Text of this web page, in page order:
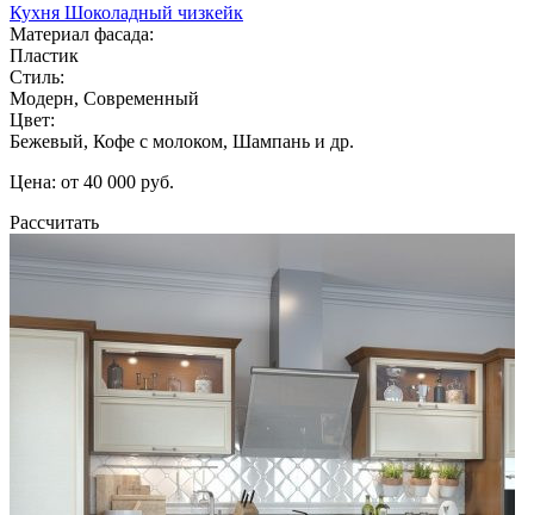
Кухня Шоколадный чизкейк
Материал фасада:
Пластик
Стиль:
Модерн, Современный
Цвет:
Бежевый, Кофе с молоком, Шампань и др.
Цена: от 40 000 руб.
Рассчитать